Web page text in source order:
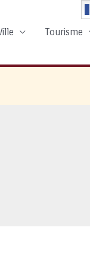
Tourisme